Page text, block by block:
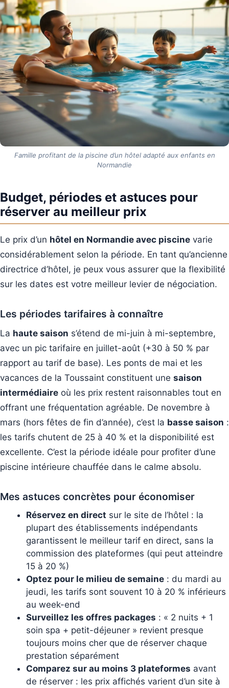
Famille profitant de la piscine d’un hôtel adapté aux enfants en
Normandie
Budget, périodes et astuces pour
réserver au meilleur prix
Le prix d’un hôtel en Normandie avec piscine varie
considérablement selon la période. En tant qu’ancienne
directrice d’hôtel, je peux vous assurer que la flexibilité
sur les dates est votre meilleur levier de négociation.
Les périodes tarifaires à connaître
La haute saison s’étend de mi-juin à mi-septembre,
avec un pic tarifaire en juillet-août (+30 à 50 % par
rapport au tarif de base). Les ponts de mai et les
vacances de la Toussaint constituent une saison
intermédiaire où les prix restent raisonnables tout en
offrant une fréquentation agréable. De novembre à
mars (hors fêtes de fin d’année), c’est la basse saison :
les tarifs chutent de 25 à 40 % et la disponibilité est
excellente. C’est la période idéale pour profiter d’une
piscine intérieure chauffée dans le calme absolu.
Mes astuces concrètes pour économiser
Réservez en direct sur le site de l’hôtel : la
plupart des établissements indépendants
garantissent le meilleur tarif en direct, sans la
commission des plateformes (qui peut atteindre
15 à 20 %)
Optez pour le milieu de semaine : du mardi au
jeudi, les tarifs sont souvent 10 à 20 % inférieurs
au week-end
Surveillez les offres packages : « 2 nuits + 1
soin spa + petit-déjeuner » revient presque
toujours moins cher que de réserver chaque
prestation séparément
Comparez sur au moins 3 plateformes avant
de réserver : les prix affichés varient d’un site à